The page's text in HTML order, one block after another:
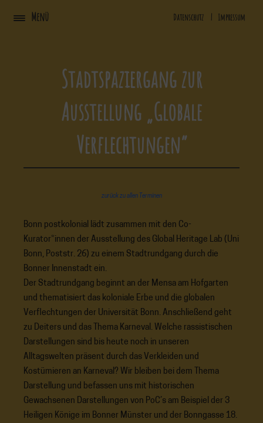
Inhalt
Menü Datenschutz | Impressum
Stadtspaziergang zur
Ausstellung „Globale
Verflechtungen“
zurück zu allen Terminen
Bonn postkolonial lädt zusammen mit den Co-
Kurator*innen der Ausstellung des Global Heritage Lab (Uni
Bonn, Poststr. 26) zu einem Stadtrundgang durch die
Bonner Innenstadt ein.
Der Stadtrundgang beginnt an der Mensa am Hofgarten
und thematisiert das koloniale Erbe und die globalen
Verflechtungen der Universität Bonn. Anschließend geht
zu Deiters und das Thema Karneval. Welche rassistischen
Darstellungen sind bis heute noch in unseren
Alltagswelten präsent durch das Verkleiden und
Kostümieren an Karneval? Wir bleiben bei dem Thema
Darstellung und befassen uns mit historischen
Gewachsenen Darstellungen von PoC’s am Beispiel der 3
Heiligen Könige im Bonner Münster und der Bonngasse 18.